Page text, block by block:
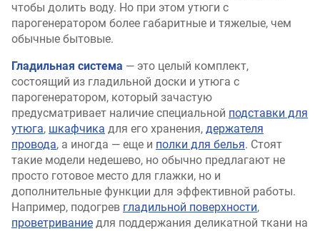
чтобы долить воду. Но при этом утюги с
парогенератором более габаритные и тяжелые, чем
обычные бытовые.
Гладильная система — это целый комплект,
состоящий из гладильной доски и утюга с
парогенератором, который зачастую
предусматривает наличие специальной подставки для
утюга, шкафчика для его хранения, держателя
провода, а иногда — еще и полки для белья. Стоят
такие модели недешево, но обычно предлагают не
просто готовое место для глажки, но и
дополнительные функции для эффективной работы.
Например, подогрев гладильной поверхности,
проветривание для поддержания деликатной ткани на